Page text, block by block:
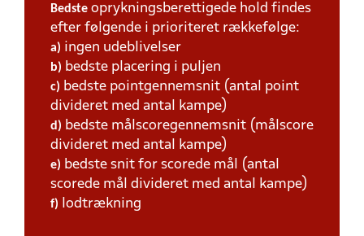
Bedste oprykningsberettigede hold findes
efter følgende i prioriteret rækkefølge:
a) ingen udeblivelser
b) bedste placering i puljen
c) bedste pointgennemsnit (antal point
divideret med antal kampe)
d) bedste målscoregennemsnit (målscore
divideret med antal kampe)
e) bedste snit for scorede mål (antal
scorede mål divideret med antal kampe)
f) lodtrækning